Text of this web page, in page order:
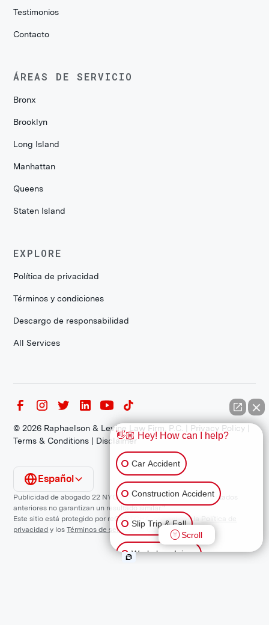
Testimonios
Contacto
ÁREAS DE SERVICIO
Bronx
Brooklyn
Long Island
Manhattan
Queens
Staten Island
EXPLORE
Política de privacidad
Términos y condiciones
Descargo de responsabilidad
All Services
©2026 Raphaelson & Levine Law Firm, P.C. | Privacy Policy
Terms & Conditions | Disclaimer
Publicidad de abogado 22 NYCRR 1200.1 Requisito: "Los resultados
anteriores no garantizan un resultado similar."
Este sitio está protegido por reCAPTCHA y se aplican la Política de
privacidad y losTérminos de servicio de Google.
Español
👋🏼 Hey! How can I help?
Car Accident
Construction Accident
Slip Trip & Fall
Workplace Injury
Scroll